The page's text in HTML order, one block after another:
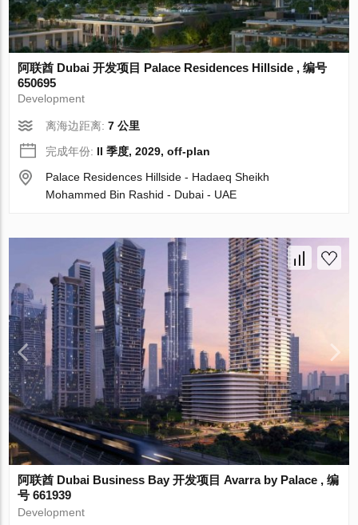
阿联酋 Dubai 开发项目 Palace Residences Hillside , 编号
650695
Development
离海边距离:7 公里
完成年份: II 季度, 2029, off-plan
Palace Residences Hillside - Hadaeq Sheikh
Mohammed Bin Rashid - Dubai - UAE
阿联酋 Dubai Business Bay 开发项目 Avarra by Palace , 编
号 661939
Development